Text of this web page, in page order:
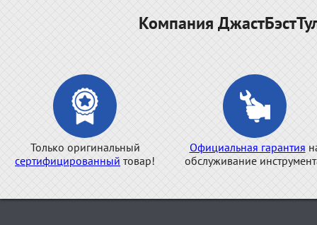
Компания
Только оригинальный
сертифицированный товар!
Официальная гарантия
обслуживание